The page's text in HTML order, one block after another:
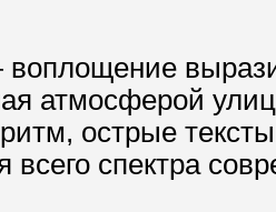
атмосферой
острые
всего спектра